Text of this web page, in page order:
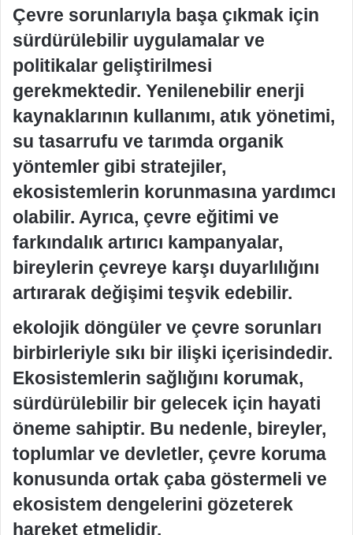
Çevre sorunlarıyla başa çıkmak için
sürdürülebilir uygulamalar ve
politikalar geliştirilmesi
gerekmektedir. Yenilenebilir enerji
kaynaklarının kullanımı, atık yönetimi,
su tasarrufu ve tarımda organik
yöntemler gibi stratejiler,
ekosistemlerin korunmasına yardımcı
olabilir. Ayrıca, çevre eğitimi ve
farkındalık artırıcı kampanyalar,
bireylerin çevreye karşı duyarlılığını
artırarak değişimi teşvik edebilir.
ekolojik döngüler ve çevre sorunları
birbirleriyle sıkı bir ilişki içerisindedir.
Ekosistemlerin sağlığını korumak,
sürdürülebilir bir gelecek için hayati
öneme sahiptir. Bu nedenle, bireyler,
toplumlar ve devletler, çevre koruma
konusunda ortak çaba göstermeli ve
ekosistem dengelerini gözeterek
hareket etmelidir.